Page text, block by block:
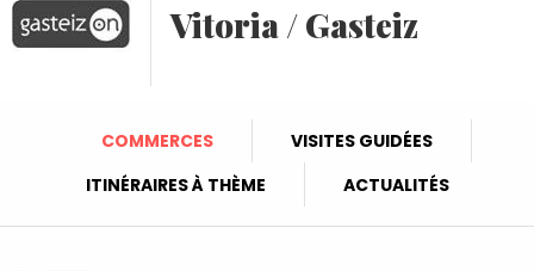
Vitoria / Gasteiz
COMMERCES
VISITES GUIDÉES
ITINÉRAIRES À THÈME
ACTUALITÉS